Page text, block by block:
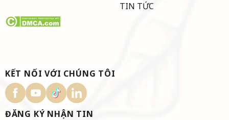
TIN TỨC
KẾT NỐI VỚI CHÚNG TÔI
ĐĂNG KÝ NHẬN TIN